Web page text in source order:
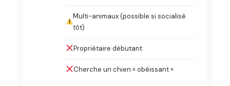
Multi-animaux (possible si socialisé
tôt)
Propriétaire débutant
Cherche un chien « obéissant »